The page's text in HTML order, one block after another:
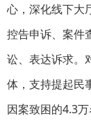
心，深化线下大
控告申诉、案件
讼、表达诉求。
体，支持提起民
因案致困的4.3